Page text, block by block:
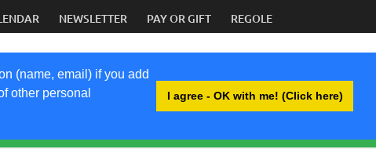
(name, email) if you add
other personal
I agree - OK with me! (Click here)
NEWSLETTER PAY OR GIFT REGOLE